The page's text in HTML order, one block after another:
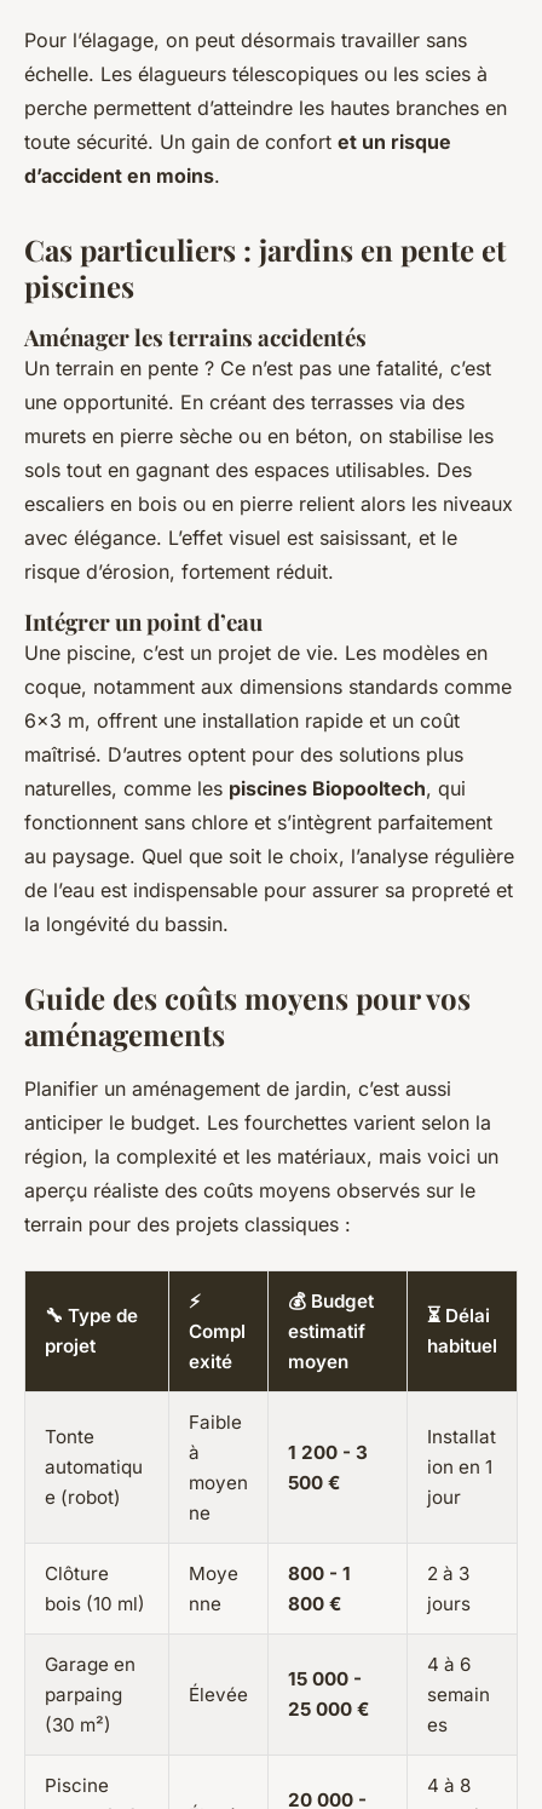
Pour l’élagage, on peut désormais travailler sans
échelle. Les élagueurs télescopiques ou les scies à
perche permettent d’atteindre les hautes branches en
toute sécurité. Un gain de confort et un risque
d’accident en moins.
Cas particuliers : jardins en pente et
piscines
Aménager les terrains accidentés
Un terrain en pente ? Ce n’est pas une fatalité, c’est
une opportunité. En créant des terrasses via des
murets en pierre sèche ou en béton, on stabilise les
sols tout en gagnant des espaces utilisables. Des
escaliers en bois ou en pierre relient alors les niveaux
avec élégance. L’effet visuel est saisissant, et le
risque d’érosion, fortement réduit.
Intégrer un point d’eau
Une piscine, c’est un projet de vie. Les modèles en
coque, notamment aux dimensions standards comme
6x3 m, offrent une installation rapide et un coût
maîtrisé. D’autres optent pour des solutions plus
naturelles, comme les piscines Biopooltech, qui
fonctionnent sans chlore et s’intègrent parfaitement
au paysage. Quel que soit le choix, l’analyse régulière
de l’eau est indispensable pour assurer sa propreté et
la longévité du bassin.
Guide des coûts moyens pour vos
aménagements
Planifier un aménagement de jardin, c’est aussi
anticiper le budget. Les fourchettes varient selon la
région, la complexité et les matériaux, mais voici un
aperçu réaliste des coûts moyens observés sur le
terrain pour des projets classiques :
🔧 Type de
projet
⚡
Compl
exité
💰 Budget
estimatif
moyen
⏳ Délai
habituel
Tonte
automatiqu
e (robot)
Faible
à
moyen
ne
1 200 - 3
500 €
Installat
ion en 1
jour
Clôture
bois (10 ml)
Moye
nne
800 - 1
800 €
2 à 3
jours
Garage en
parpaing
(30 m²)
Élevée
15 000 -
25 000 €
4 à 6
semain
es
Piscine
20 000 -
4 à 8